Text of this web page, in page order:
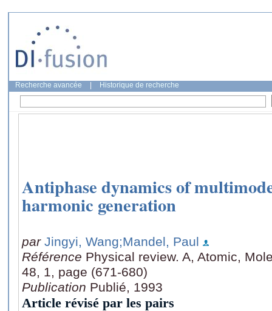
Recherche avancée Historique de recherche
Antiphase dynamics of
harmonic generation
par Jingyi, Wang;Mandel, Paul
Référence Physical review. A, Atomic,
48, 1, page (671-680)
Publication Publié, 1993
Article révisé par les pairs